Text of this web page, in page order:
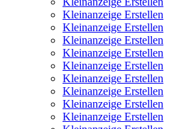
Kleinanzeige Erstellen
Kleinanzeige Erstellen
Kleinanzeige Erstellen
Kleinanzeige Erstellen
Kleinanzeige Erstellen
Kleinanzeige Erstellen
Kleinanzeige Erstellen
Kleinanzeige Erstellen
Kleinanzeige Erstellen